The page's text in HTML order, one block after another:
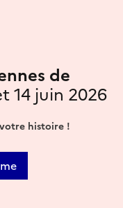
de
14 juin 2026
histoire !